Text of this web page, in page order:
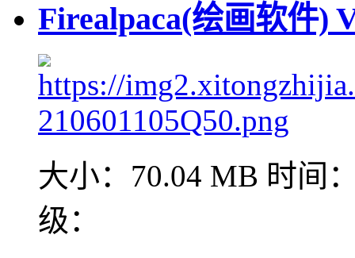
Firealpaca(绘画软件)
大小：70.04 MB 时间
级：